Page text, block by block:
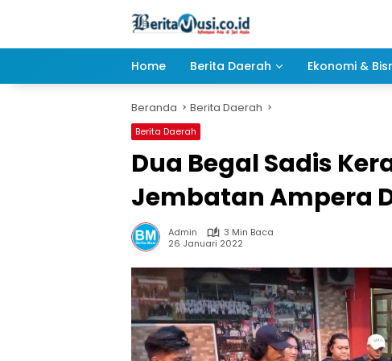
Home Berita Daerah Ekonomi &
Beranda Berita Daerah
Berita Daerah
Dua Begal Sadis
Jembatan Ampera
Admin
3 Min Baca
26 Januari 2022